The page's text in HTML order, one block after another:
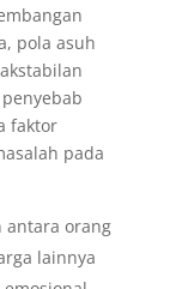
pola asuh
faktor
pada
antara orang
lainnya